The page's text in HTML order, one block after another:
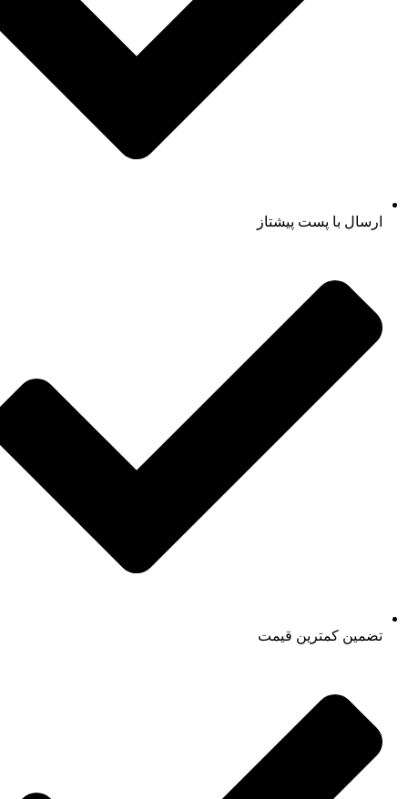
ارسال با پست پیشتاز
تضمین کمترین قیمت